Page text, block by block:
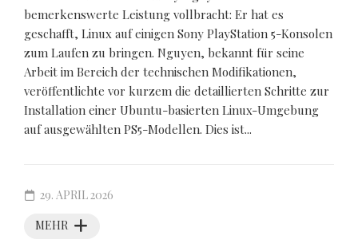
bemerkenswerte Leistung vollbracht: Er hat es
geschafft, Linux auf einigen Sony PlayStation 5-Konsolen
zum Laufen zu bringen. Nguyen, bekannt für seine
Arbeit im Bereich der technischen Modifikationen,
veröffentlichte vor kurzem die detaillierten Schritte zur
Installation einer Ubuntu-basierten Linux-Umgebung
auf ausgewählten PS5-Modellen. Dies ist...
MEHR
29. APRIL 2026